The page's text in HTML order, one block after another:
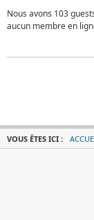
Nous avons 103
aucun membre en
VOUS ÊTES ICI :